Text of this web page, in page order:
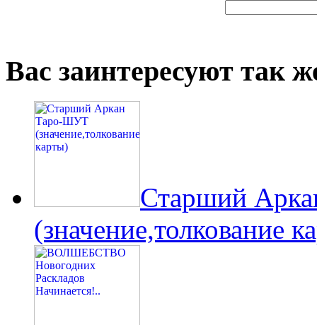
Вас заинтересуют так
Старший
(значение,толкование